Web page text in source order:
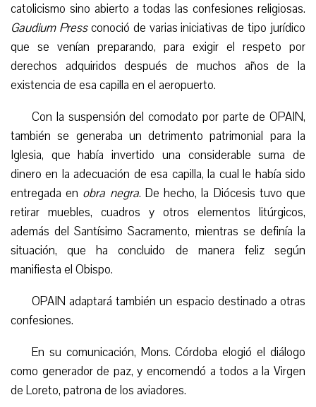
catolicismo sino abierto a todas las confesiones religiosas.
Gaudium Pressconoció de varias iniciativas de tipo jurídico
que se venían preparando, para exigir el respeto por
derechos adquiridos después de muchos años de la
existencia de esa capilla en el aeropuerto.
Con la suspensión del comodato por parte de OPAIN,
también se generaba un detrimento patrimonial para la
Iglesia, que había invertido una considerable suma de
dinero en la adecuación de esa capilla, la cual le había sido
entregada en obra negra. De hecho, la Diócesis tuvo que
retirar muebles, cuadros y otros elementos litúrgicos,
además del Santísimo Sacramento, mientras se definía la
situación, que ha concluido de manera feliz según
manifiesta el Obispo.
OPAIN adaptará también un espacio destinado a otras
confesiones.
En su comunicación, Mons. Córdoba elogió el diálogo
como generador de paz, y encomendó a todos a la Virgen
de Loreto, patrona de los aviadores.